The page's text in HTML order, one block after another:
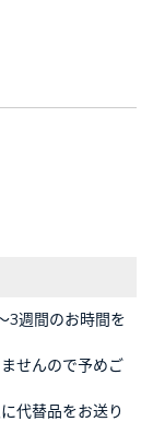
3週間のお時間を
せんので予めご
代替品をお送り